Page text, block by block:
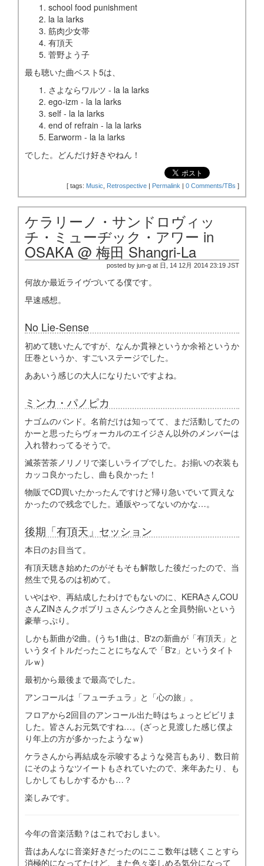
school food punishment
la la larks
筋肉少女帯
有頂天
菅野よう子
最も聴いた曲ベスト5は、
さよならワルツ - la la larks
ego-izm - la la larks
self - la la larks
end of refrain - la la larks
Earworm - la la larks
でした。どんだけ好きやねん！
[ tags: Music Retrospective | Permalink | 0 Comments/TBs ]
ケラリーノ・サンドロヴィッ
チ・ミューヂック・アワー in
OSAKA @ 梅田 Shangri-La
posted by jun-g at 日, 14 12月 2014 23:19 JST
何故か最近ライヴづいてる僕です。
早速感想。
No Lie-Sense
初めて聴いたんですが、なんか貫禄というか余裕というか
圧巻というか、すごいステージでした。
ああいう感じの大人になりたいですよね。
ミンカ・パノピカ
ナゴムのバンド。名前だけは知ってて、まだ活動してたの
かーと思ったらヴォーカルのエイジさん以外のメンバーは
入れ替わってるそうで。
滅茶苦茶ノリノリで楽しいライブでした。お揃いの衣装も
カッコ良かったし、曲も良かった！
物販でCD買いたかったんですけど帰り急いでいて買えな
かったので残念でした。通販やってないのかな…。
後期「有頂天」セッション
本日のお目当て。
有頂天聴き始めたのがそもそも解散した後だったので、当
然生で見るのは初めて。
いやはや、再結成したわけでもないのに、KERAさんCOU
さんZINさんクボブリュさんシウさんと全員勢揃いという
豪華っぷり。
しかも新曲が2曲。(うち1曲は、B'zの新曲が「有頂天」と
いうタイトルだったことにちなんで「B'z」というタイト
ルｗ)
最初から最後まで最高でした。
アンコールは「フューチュラ」と「心の旅」。
フロアから2回目のアンコール出た時はちょっとビビリま
した。皆さんお元気ですね…。(ざっと見渡した感じ僕よ
り年上の方が多かったようなｗ)
ケラさんから再結成を示唆するような発言もあり、数日前
にそのようなツイートもされていたので、来年あたり、も
しかしてもしかするかも…？
楽しみです。
今年の音楽活動？はこれでおしまい。
昔はあんなに音楽好きだったのにここ数年は聴くことすら
消極的になってたけど、また色々楽しめる気分になって